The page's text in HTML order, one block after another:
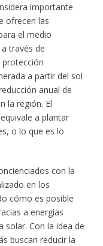
importante
ofrecen las
el medio
través de
a partir del sol
anual de
la región. El
a plantar
o lo que es lo
con la
en los
cómo es posible
a energías
solar. Con la idea de
buscan reducir la